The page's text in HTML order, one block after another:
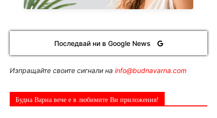
Последвай ни в Google News
Изпращайте своите сигнали на info@budnavarna.com
Будна Варна вече е в любимите Ви приложения!